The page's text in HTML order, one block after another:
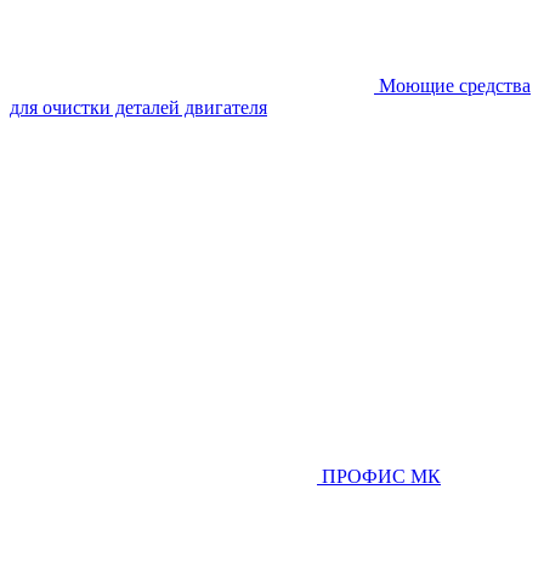
Моющие средства
для очистки деталей двигателя
ПРОФИС МК